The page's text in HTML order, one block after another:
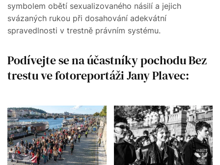
symbolem obětí sexualizovaného násilí a jejich
svázaných rukou při dosahování adekvátní
spravedlnosti v trestně právním systému.
Podívejte se na účastníky pochodu Bez
trestu ve fotoreportáži Jany Plavec: